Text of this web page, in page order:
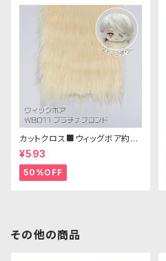
カットクロス■ウィッグボア約8c
m(プラチナブロンド)WB011 ボ
ア生地 25cm × 45cm
¥593
50%OFF
その他の商品